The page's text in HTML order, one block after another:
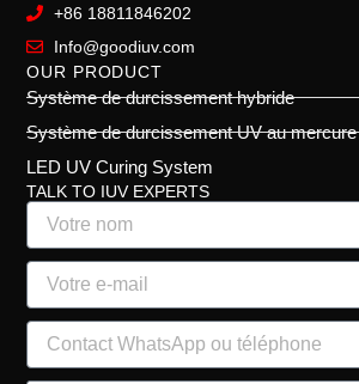
+86 18811846202
Info@goodiuv.com
OUR PRODUCT
Système de durcissement hybride
Système de durcissement UV au mercure
LED UV Curing System
TALK TO IUV EXPERTS